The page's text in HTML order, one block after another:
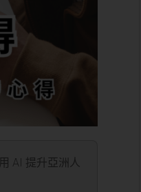
AI 提升亞洲人